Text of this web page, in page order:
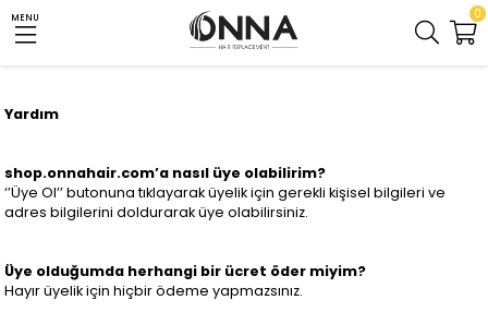
MENU 0
Yardım
shop.onnahair.com’a nasıl üye olabilirim?
‘’Üye Ol’’ butonuna tıklayarak üyelik için gerekli kişisel bilgileri ve
adres bilgilerini doldurarak üye olabilirsiniz.
Üye olduğumda herhangi bir ücret öder miyim?
Hayır üyelik için hiçbir ödeme yapmazsınız.